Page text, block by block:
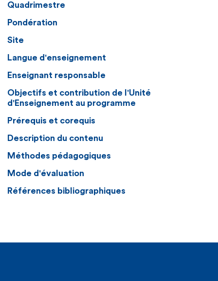
Quadrimestre
Pondération
Site
Langue d'enseignement
Enseignant responsable
Objectifs et contribution de l'Unité
d'Enseignement au programme
Prérequis et corequis
Description du contenu
Méthodes pédagogiques
Mode d'évaluation
Références bibliographiques